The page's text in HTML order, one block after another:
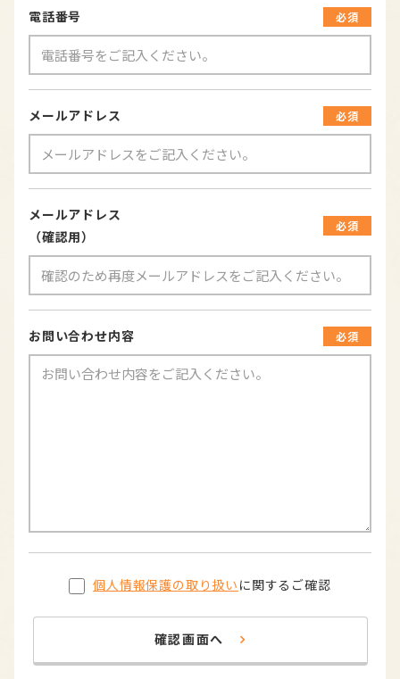
電話番号 必須
メールアドレス 必須
メールアドレス
（確認用）
必須
お問い合わせ内容 必須
個人情報保護の取り扱い に関するご確認
確認画面へ